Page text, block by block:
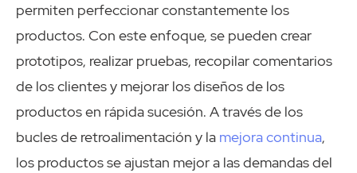
permiten perfeccionar constantemente los
productos. Con este enfoque, se pueden crear
prototipos, realizar pruebas, recopilar comentarios
de los clientes y mejorar los diseños de los
productos en rápida sucesión. A través de los
bucles de retroalimentación y la mejora continua,
los productos se ajustan mejor a las demandas del